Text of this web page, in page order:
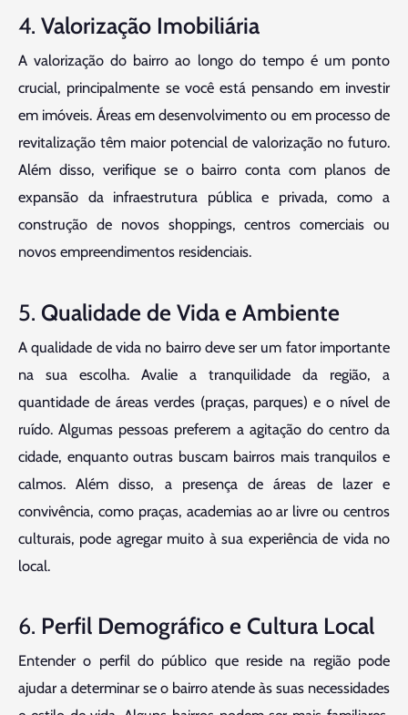
4. Valorização Imobiliária
A valorização do bairro ao longo do tempo é um ponto
crucial, principalmente se você está pensando em investir
em imóveis. Áreas em desenvolvimento ou em processo de
revitalização têm maior potencial de valorização no futuro.
Além disso, verifique se o bairro conta com planos de
expansão da infraestrutura pública e privada, como a
construção de novos shoppings, centros comerciais ou
novos empreendimentos residenciais.
5. Qualidade de Vida e Ambiente
A qualidade de vida no bairro deve ser um fator importante
na sua escolha. Avalie a tranquilidade da região, a
quantidade de áreas verdes (praças, parques) e o nível de
ruído. Algumas pessoas preferem a agitação do centro da
cidade, enquanto outras buscam bairros mais tranquilos e
calmos. Além disso, a presença de áreas de lazer e
convivência, como praças, academias ao ar livre ou centros
culturais, pode agregar muito à sua experiência de vida no
local.
6. Perfil Demográfico e Cultura Local
Entender o perfil do público que reside na região pode
ajudar a determinar se o bairro atende às suas necessidades